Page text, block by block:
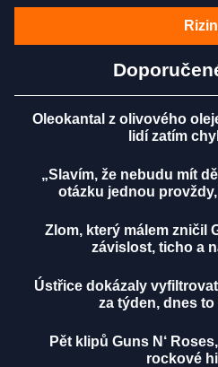
Rizin
Oleokantal z olivového
lidí zatím
„Slavím, že nebudu mít
otázku jednou
Zlom, který málem zničil
závislost, ticho a
Ústřice dokázaly
za týden, dnes
Pět klipů Guns N‘
rockové